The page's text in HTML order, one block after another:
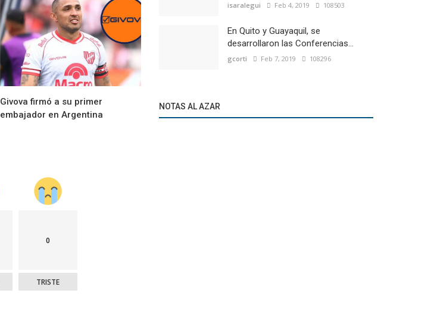
Givova firmó a su primer
embajador en Argentina
0
TRISTE
isaralegui Feb 4, 2019 108503
En Quito y Guayaquil, se
desarrollaron las Conferencias...
gcorti Feb 7, 2019 108296
NOTAS AL AZAR